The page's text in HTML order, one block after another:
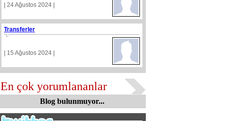
| 24 Ağustos 2024 |
Transferler
| 15 Ağustos 2024 |
En çok yorumlananlar
Blog bulunmuyor...